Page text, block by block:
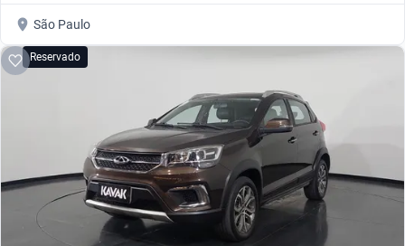
São Paulo
Reservado